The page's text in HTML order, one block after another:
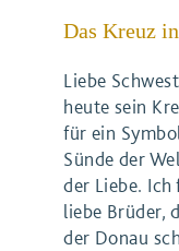
Das Kreuz
Liebe
heute sein
für ein
Sünde der
der Liebe. Ich
liebe Brüder,
der Donau